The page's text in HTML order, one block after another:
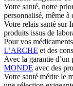
Votre santé, notre
personnalisé, même à
Votre relais santé sur
produits issus de
Pour vos
L’ARCHE et des
Avec la garantie d’un
MONDE avec des
Votre santé mérite le